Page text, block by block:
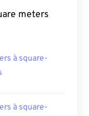
meters
à square-
à square-